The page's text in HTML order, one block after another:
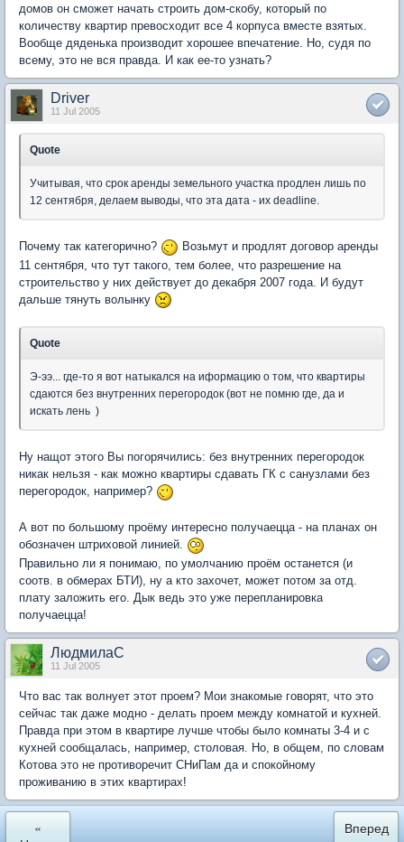
домов он сможет начать строить дом-скобу, который по
количеству квартир превосходит все 4 корпуса вместе взятых.
Вообще дяденька производит хорошее впечатение. Но, судя по
всему, это не вся правда. И как ее-то узнать?
Driver
11 Jul 2005
Quote
Учитывая, что срок аренды земельного участка продлен лишь по
12 сентября, делаем выводы, что эта дата - их deadline.
Почему так категорично?
Возьмут и продлят договор аренды
11 сентября, что тут такого, тем более, что разрешение на
строительство у них действует до декабря 2007 года. И будут
дальше тянуть волынку
Quote
Э-ээ... где-то я вот натыкался на иформацию о том, что квартиры
сдаются без внутренних перегородок (вот не помню где, да и
искать лень )
Ну нащот этого Вы погорячились: без внутренних перегородок
никак нельзя - как можно квартиры сдавать ГК с санузлами без
перегородок, например?
А вот по большому проёму интересно получаецца - на планах он
обозначен штриховой линией.
Правильно ли я понимаю, по умолчанию проём останется (и
соотв. в обмерах БТИ), ну а кто захочет, может потом за отд.
плату заложить его. Дык ведь это уже перепланировка
получаецца!
ЛюдмилаС
11 Jul 2005
Что вас так волнует этот проем? Мои знакомые говорят, что это
сейчас так даже модно - делать проем между комнатой и кухней.
Правда при этом в квартире лучше чтобы было комнаты 3-4 и с
кухней сообщалась, например, столовая. Но, в общем, по словам
Котова это не противоречит СНиПам да и спокойному
проживанию в этих квартирах!
«
Вперед